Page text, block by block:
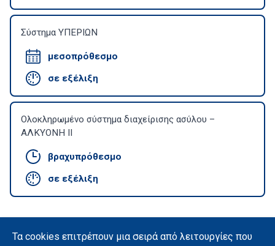
Σύστημα ΥΠΕΡΙΩΝ
μεσοπρόθεσμο
σε εξέλιξη
Ολοκληρωμένο σύστημα διαχείρισης ασύλου –
ΑΛΚΥΟΝΗ ΙΙ
βραχυπρόθεσμο
σε εξέλιξη
Τα cookies επιτρέπουν μια σειρά από λειτουργίες που